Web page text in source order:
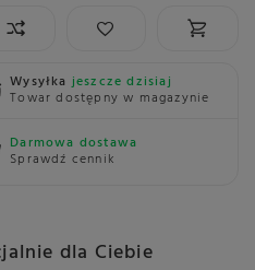
Wysyłkajeszcze dzisiaj
Towar dostępny w magazynie
Darmowa dostawa
Sprawdź cennik
dla Ciebie